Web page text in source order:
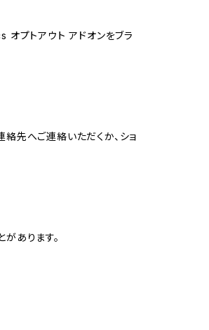
プトアウト アドオンをブラ
先へご連絡いただくか、ショ
あります。